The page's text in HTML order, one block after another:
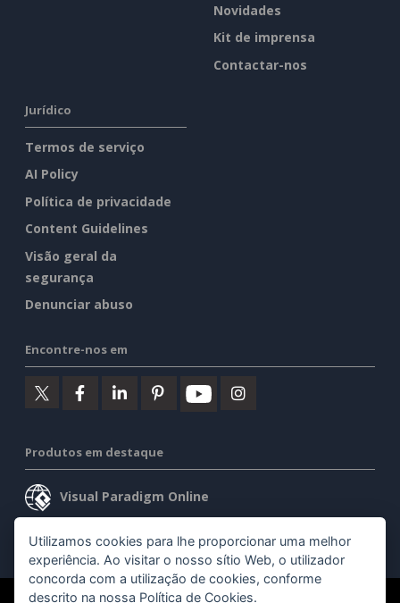
Novidades
Kit de imprensa
Contactar-nos
Jurídico
Termos de serviço
AI Policy
Política de privacidade
Content Guidelines
Visão geral da
segurança
Denunciar abuso
Encontre-nos em
Produtos em destaque
Visual Paradigm Online
Visual Paradigm Desktop
Utilizamos cookies para lhe proporcionar uma melhor
experiência. Ao visitar o nosso sítio Web, o utilizador
concorda com a utilização de cookies, conforme
descrito na nossa Política de Cookies.